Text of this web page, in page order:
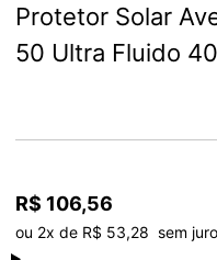
Protetor Solar
50 Ultra Fluido
R$ 106,56
ou 2x de R$ 53,28  sem